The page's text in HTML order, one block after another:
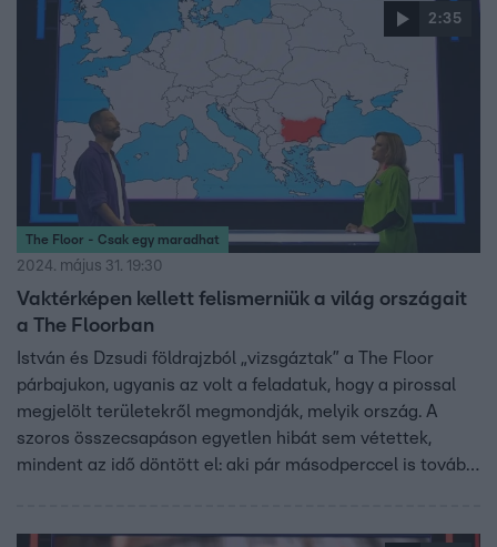
forgalma Magyarországon. 2:35
The Floor - Csak egy maradhat
2024. május 31. 19:30
Vaktérképen kellett felismerniük a világ országait
a The Floorban
István és Dzsudi földrajzból „vizsgáztak” a The Floor
párbajukon, ugyanis az volt a feladatuk, hogy a pirossal
megjelölt területekről megmondják, melyik ország. A
szoros összecsapáson egyetlen hibát sem vétettek,
mindent az idő döntött el: aki pár másodperccel is tovább